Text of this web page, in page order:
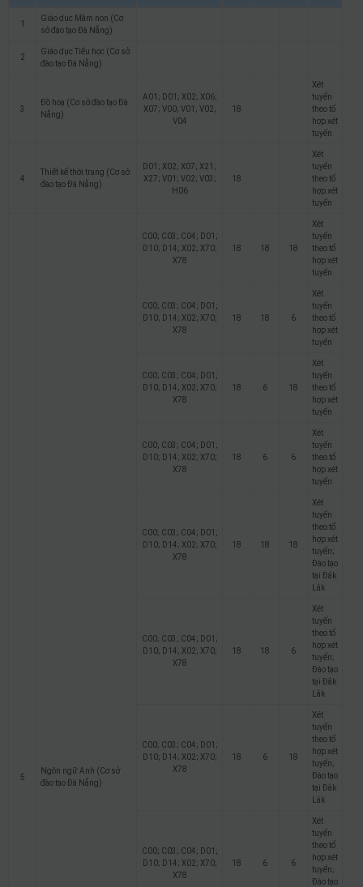
1
Giáo dục Mầm non (Cơ
sở đào tạo Đà Nẵng)
2
Giáo dục Tiểu học (Cơ sở
đào tạo Đà Nẵng)
3
Đồ hoạ (Cơ sở đào tạo Đà
Nẵng)
A01; D01; X02; X06;
X07; V00; V01; V02;
V04
18
Xét
tuyển
theo tổ
hợp xét
tuyển
4
Thiết kế thời trang (Cơ sở
đào tạo Đà Nẵng)
D01; X02; X07; X21;
X27; V01; V02; V03;
H06
18
Xét
tuyển
theo tổ
hợp xét
tuyển
5
Ngôn ngữ Anh (Cơ sở
đào tạo Đà Nẵng)
C00; C03; C04; D01;
D10; D14; X02; X70;
X78
18 18 18
Xét
tuyển
theo tổ
hợp xét
tuyển
C00; C03; C04; D01;
D10; D14; X02; X70;
X78
18 18 6
Xét
tuyển
theo tổ
hợp xét
tuyển
C00; C03; C04; D01;
D10; D14; X02; X70;
X78
18 6 18
Xét
tuyển
theo tổ
hợp xét
tuyển
C00; C03; C04; D01;
D10; D14; X02; X70;
X78
18 6 6
Xét
tuyển
theo tổ
hợp xét
tuyển
C00; C03; C04; D01;
D10; D14; X02; X70;
X78
18 18 18
Xét
tuyển
theo tổ
hợp xét
tuyển;
Đào tạo
tại Đắk
Lắk
C00; C03; C04; D01;
D10; D14; X02; X70;
X78
18 18 6
Xét
tuyển
theo tổ
hợp xét
tuyển;
Đào tạo
tại Đắk
Lắk
C00; C03; C04; D01;
D10; D14; X02; X70;
X78
18 6 18
Xét
tuyển
theo tổ
hợp xét
tuyển;
Đào tạo
tại Đắk
Lắk
C00; C03; C04; D01;
D10; D14; X02; X70;
X78
18 6 6
Xét
tuyển
theo tổ
hợp xét
tuyển;
Đào tạo